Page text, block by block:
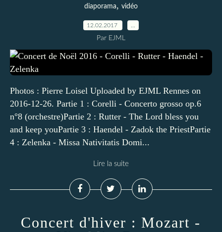
diaporama, vidéo
12.02.2017
Par EJML
Photos : Pierre Loisel Uploaded by EJML Rennes on
2016-12-26. Partie 1 : Corelli - Concerto grosso op.6
n°8 (orchestre)Partie 2 : Rutter - The Lord bless you
and keep youPartie 3 : Haendel - Zadok the PriestPartie
4 : Zelenka - Missa Nativitatis Domi...
Lire la suite
Concert d'hiver : Mozart -